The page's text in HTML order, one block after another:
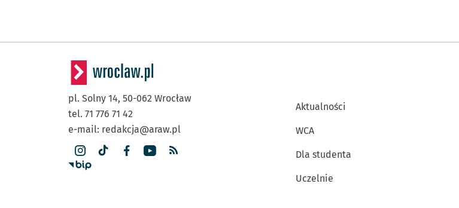
pl. Solny 14, 50-062 Wrocław
tel. 71 776 71 42
e-mail: redakcja@araw.pl
Aktualności
WCA
Dla studenta
Uczelnie